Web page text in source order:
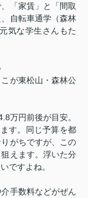
「家賃」と「間取
自転車通学（森林
気な学生さんもた
が東松山・森林公
万円前後が目安。
す。同じ予算を都
りがちですが、この
えます。浮いた分
ですよね。
手数料などがぜん